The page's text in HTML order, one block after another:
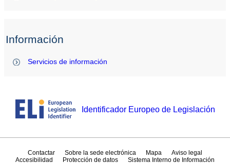
Información
Servicios de información
Identificador Europeo de Legislación
Contactar Sobre la sede electrónica Mapa
Aviso legal
Accesibilidad
Protección de datos Sistema Interno de Información